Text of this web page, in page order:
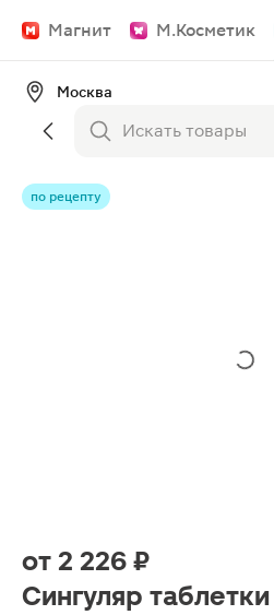
Магнит М.Косметик
Москва
по рецепту
от 2 226 ₽
Сингуляр